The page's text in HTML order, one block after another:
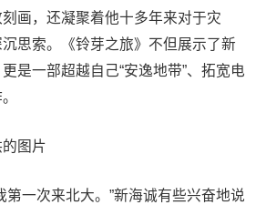
画，还凝聚着他十多年来对于灾
思索。《铃芽之旅》不但展示了新
是一部超越自己“安逸地带”、拓宽电
图片
第一次来北大。”新海诚有些兴奋地说